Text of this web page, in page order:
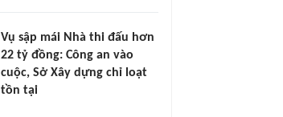
Vụ sập mái Nhà thi đấu hơn
22 tỷ đồng: Công an vào
cuộc, Sở Xây dựng chỉ loạt
tồn tại